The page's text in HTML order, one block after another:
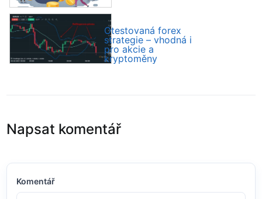
Otestovaná forex
strategie – vhodná i
pro akcie a
kryptoměny
Napsat komentář
Komentář